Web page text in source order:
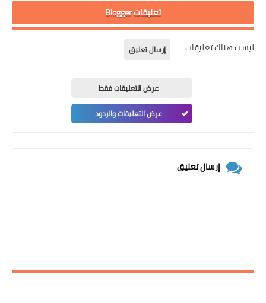
تعليقات Blogger
ليست هناك تعليقات إرسال تعليق
عرض التعليقات فقط
عرض التعليقات والردود
إرسال تعليق